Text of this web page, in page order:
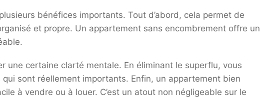
bénéfices importants. Tout d’abord, cela permet de
et propre. Un appartement sans encombrement offre un
une certaine clarté mentale. En éliminant le superflu, vous
qui sont réellement importants. Enfin, un appartement bien
à vendre ou à louer. C’est un atout non négligeable sur le